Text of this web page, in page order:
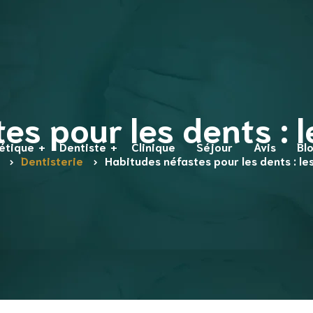
Dentiste Clinique Séjour Avis
pour les dents :
Dentisterie Habitudes néfastes pour les dents :